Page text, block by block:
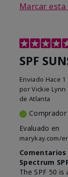
Marcar
SPF
Enviado Hace 1
porVickie Lynn
de Atlanta
Evaluado en
marykay.com/
Comentarios
Spectrum
The SPF 50